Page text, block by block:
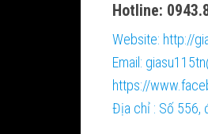
Hotline:
Website: http://
Email:
https://
Địa chỉ : Số 556,